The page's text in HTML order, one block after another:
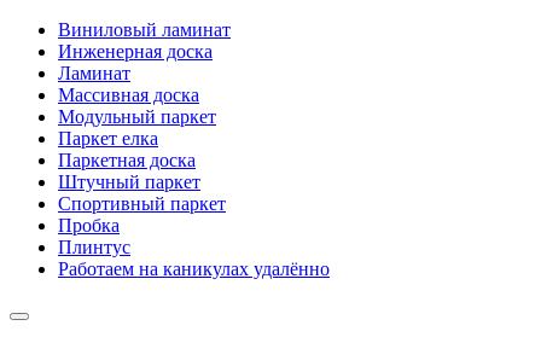
Виниловый ламинат
Инженерная доска
Ламинат
Массивная доска
Модульный паркет
Паркет елка
Паркетная доска
Штучный паркет
Спортивный паркет
Пробка
Плинтус
Работаем на каникулах удалённо